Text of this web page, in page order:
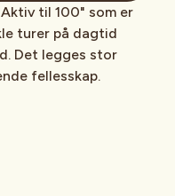
til 100" som er
turer på dagtid
Det legges stor
fellesskap.